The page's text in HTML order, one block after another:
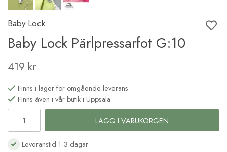
Baby Lock
Baby Lock Pärlpressarfot G:10
419 kr
Finns i lager för omgående leverans
Finns även i vår butik i Uppsala
LÄGG I VARUKORGEN
Leveranstid 1-3 dagar